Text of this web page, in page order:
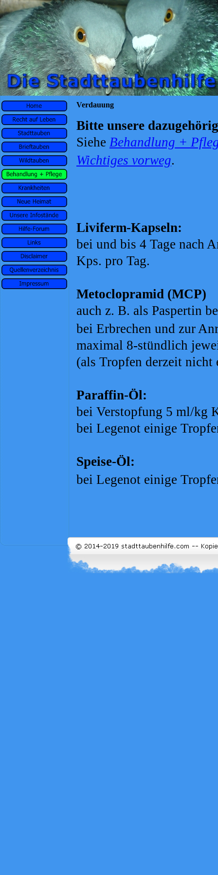
Verdauung
Bitte unsere
Siehe Behandlung +
Wichtiges vorweg.
Liviferm-Kapseln:
bei und bis 4 Tage nach
Kps. pro Tag.
Metoclopramid (MCP)
auch z. B. als Paspertin
bei Erbrechen und zur
maximal 8-stündlich
(als Tropfen derzeit nicht
Paraffin-Öl:
bei Verstopfung 5 ml/kg
bei Legenot einige
Speise-Öl:
bei Legenot einige